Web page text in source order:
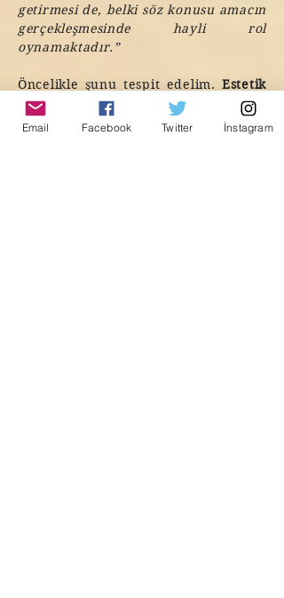
getirmesi de, belki söz konusu amacın
gerçekleşmesinde hayli rol
oynamaktadır.”
Öncelikle şunu tespit edelim.Estetik
heyecan
yalnızca güzel ve zevk
veren şeyler karşısında mı
Email Facebook Twitter İnstagram